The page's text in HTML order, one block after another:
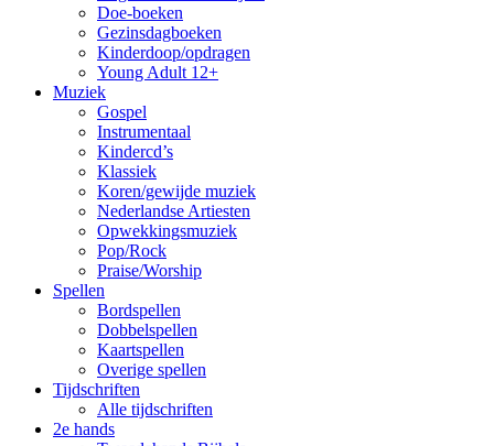
Doe-boeken
Gezinsdagboeken
Kinderdoop/opdragen
Young Adult 12+
Muziek
Gospel
Instrumentaal
Kindercd’s
Klassiek
Koren/gewijde muziek
Nederlandse Artiesten
Opwekkingsmuziek
Pop/Rock
Praise/Worship
Spellen
Bordspellen
Dobbelspellen
Kaartspellen
Overige spellen
Tijdschriften
Alle tijdschriften
2e hands